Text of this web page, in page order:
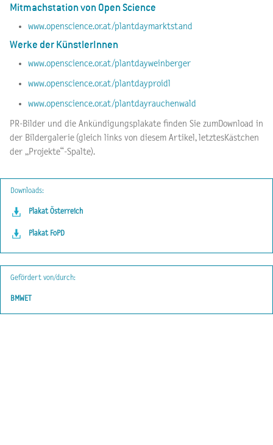
Mitmachstation von Open Science
www.openscience.or.at/plantdaymarktstand
Werke der KünstlerInnen
www.openscience.or.at/plantdayweinberger
www.openscience.or.at/plantdayproidl
www.openscience.or.at/plantdayrauchenwald
PR-Bilder und die Ankündigungsplakate finden Sie zumDownload in
der Bildergalerie (gleich links von diesem Artikel, letztesKästchen
der „Projekte“-Spalte).
Downloads:
Plakat Österreich
Plakat FoPD
Gefördert von/durch:
BMWET